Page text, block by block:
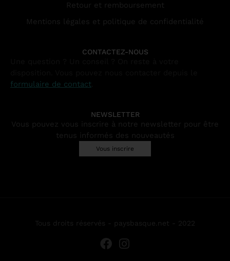
Retour et remboursement
Mentions légales et politique de confidentialité
CONTACTEZ-NOUS
formulaire de contact
NEWSLETTER
Vous pouvez vous inscrire à notre newsletter pour être
tenus informés des nouveautés
Vous inscrire
Tous droits réservés - paysbasque.net - 2022